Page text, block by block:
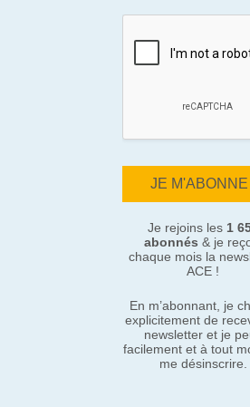
Je rejoins les 1
abonnés & je
chaque mois la
ACE !
En m’abonnant, je
explicitement de
newsletter et je
facilement et à tout
me désinscrire.